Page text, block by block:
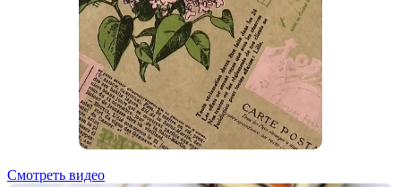
Смотреть видео